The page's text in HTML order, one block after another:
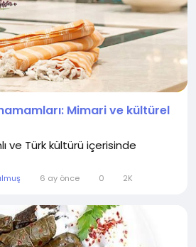
Mimari ve kültürel
ve Türk kültürü içerisinde
6 ay önce 0 2K